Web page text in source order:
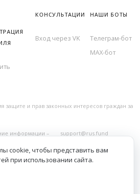
КОНСУЛЬТАЦИИ
Вход через VK
НАШИ БОТЫ
Телеграм-бот
MAX-бот
защите и прав законных интересов граждан за
информации –
support@rus.fund
cookie, чтобы представить вам
при использовании сайта.